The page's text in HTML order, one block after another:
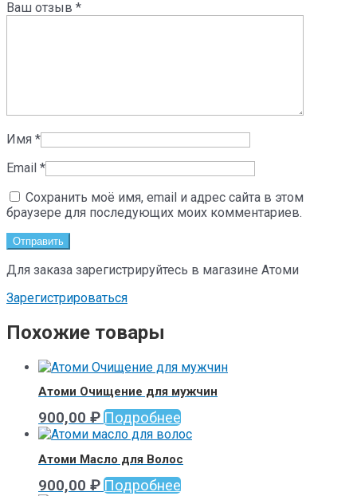
Ваш отзыв *
Имя *
Email *
Сохранить моё имя, email и адрес сайта в этом
браузере для последующих моих комментариев.
Для заказа зарегистрируйтесь в магазине Атоми
Зарегистрироваться
Похожие товары
Атоми Очищение для мужчин
900,00 ₽Подробнее
Атоми Масло для Волос
900,00 ₽Подробнее